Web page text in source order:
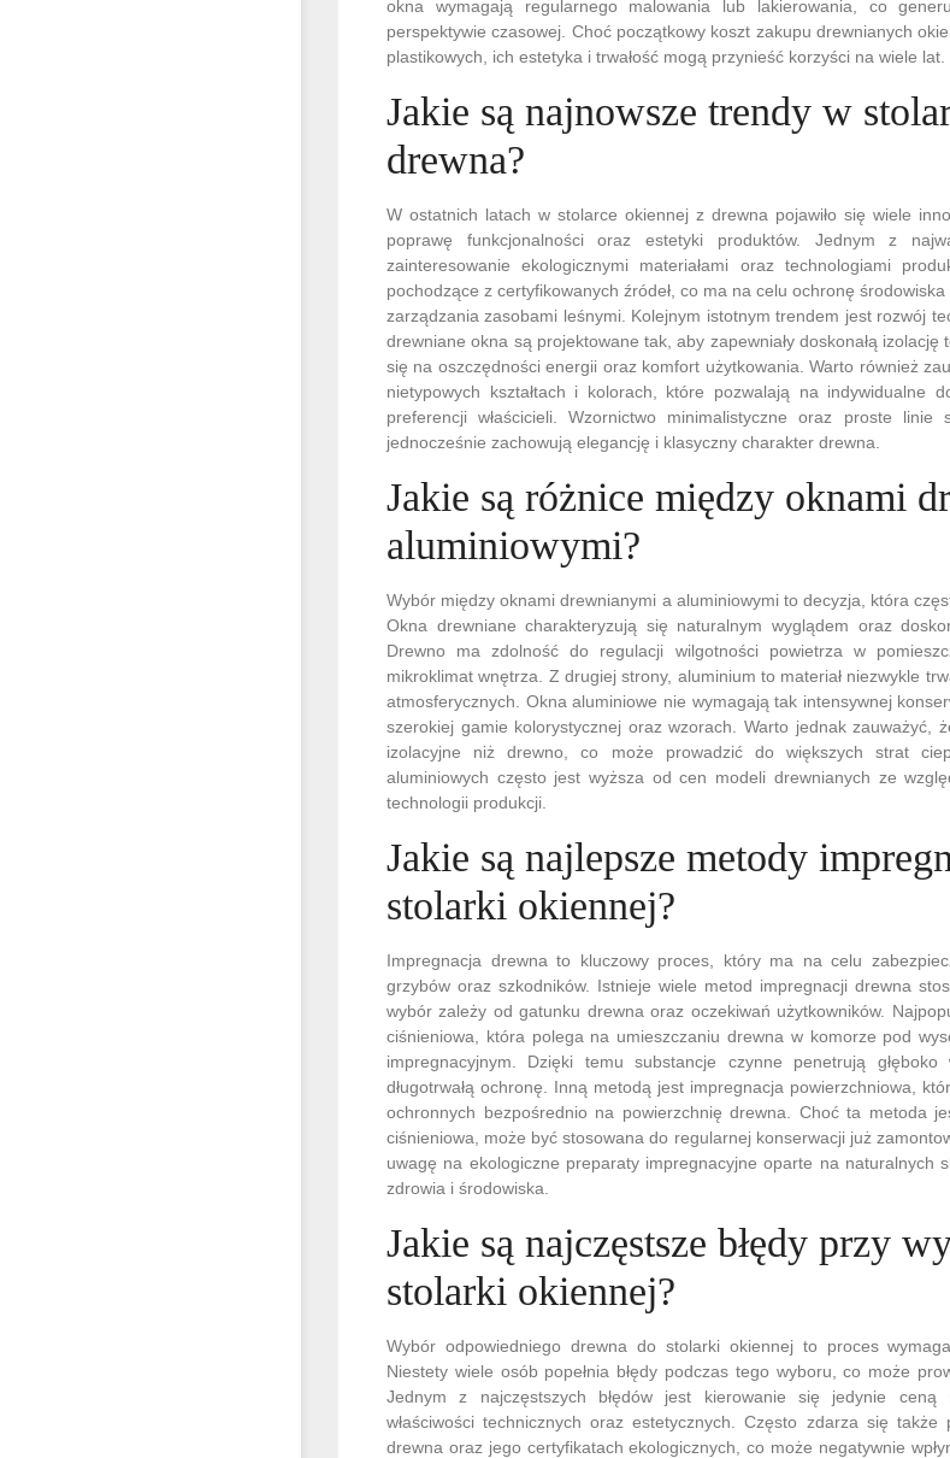
okna wymagają regularnego malowania lub lakierowania, co
perspektywie czasowej. Choć początkowy koszt zakupu drewnianych
plastikowych, ich estetyka i trwałość mogą przynieść korzyści na wiele lat.
Jakie są najnowsze trendy w
drewna?
W ostatnich latach w stolarce okiennej z drewna pojawiło się wiele
poprawę funkcjonalności oraz estetyki produktów. Jednym z
zainteresowanie ekologicznymi materiałami oraz technologiami
pochodzące z certyfikowanych źródeł, co ma na celu ochronę
zarządzania zasobami leśnymi. Kolejnym istotnym trendem jest rozwój
drewniane okna są projektowane tak, aby zapewniały doskonałą izolację
się na oszczędności energii oraz komfort użytkowania. Warto również
nietypowych kształtach i kolorach, które pozwalają na indywidualne
preferencji właścicieli. Wzornictwo minimalistyczne oraz proste
jednocześnie zachowują elegancję i klasyczny charakter drewna.
Jakie są różnice między oknami
aluminiowymi?
Wybór między oknami drewnianymi a aluminiowymi to decyzja, która
Okna drewniane charakteryzują się naturalnym wyglądem oraz
Drewno ma zdolność do regulacji wilgotności powietrza w
mikroklimat wnętrza. Z drugiej strony, aluminium to materiał niezwykle
atmosferycznych. Okna aluminiowe nie wymagają tak intensywnej
szerokiej gamie kolorystycznej oraz wzorach. Warto jednak zauważyć,
izolacyjne niż drewno, co może prowadzić do większych strat
aluminiowych często jest wyższa od cen modeli drewnianych ze
technologii produkcji.
Jakie są najlepsze metody
stolarki okiennej?
Impregnacja drewna to kluczowy proces, który ma na celu
grzybów oraz szkodników. Istnieje wiele metod impregnacji drewna
wybór zależy od gatunku drewna oraz oczekiwań użytkowników.
ciśnieniowa, która polega na umieszczaniu drewna w komorze pod
impregnacyjnym. Dzięki temu substancje czynne penetrują
długotrwałą ochronę. Inną metodą jest impregnacja powierzchniowa,
ochronnych bezpośrednio na powierzchnię drewna. Choć ta metoda
ciśnieniowa, może być stosowana do regularnej konserwacji już
uwagę na ekologiczne preparaty impregnacyjne oparte na naturalnych
zdrowia i środowiska.
Jakie są najczęstsze błędy przy
stolarki okiennej?
Wybór odpowiedniego drewna do stolarki okiennej to proces
Niestety wiele osób popełnia błędy podczas tego wyboru, co może
Jednym z najczęstszych błędów jest kierowanie się jedynie ceną
właściwości technicznych oraz estetycznych. Często zdarza się
drewna oraz jego certyfikatach ekologicznych, co może negatywnie